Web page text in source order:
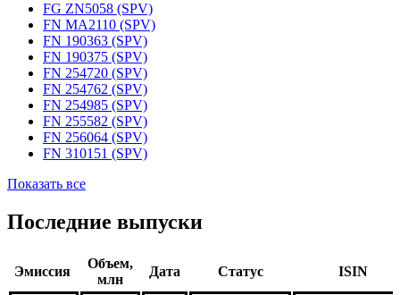
FG ZN5058 (SPV)
FN MA2110 (SPV)
FN 190363 (SPV)
FN 190375 (SPV)
FN 254720 (SPV)
FN 254762 (SPV)
FN 254985 (SPV)
FN 255582 (SPV)
FN 256064 (SPV)
FN 310151 (SPV)
Показать все
Последние выпуски
Эмиссия
Объем,
млн
Дата Статус ISIN